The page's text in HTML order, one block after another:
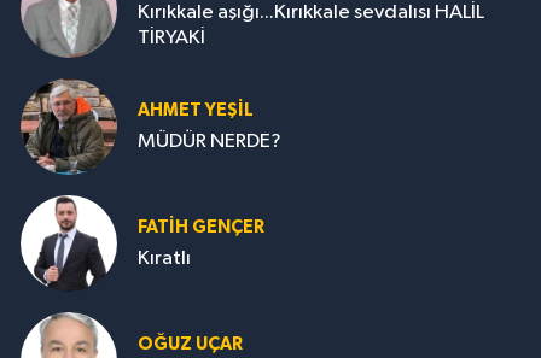
Kırıkkale aşığı...Kırıkkale sevdalısı HALİL
TİRYAKİ
AHMET YEŞİL
MÜDÜR NERDE?
FATIH GENÇER
Kıratlı
OĞUZ UÇAR